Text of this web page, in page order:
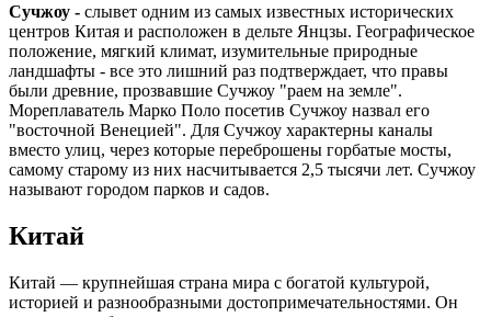
Сучжоу - слывет одним из самых известных исторических
центров Китая и расположен в дельте Янцзы. Географическое
положение, мягкий климат, изумительные природные
ландшафты - все это лишний раз подтверждает, что правы
были древние, прозвавшие Сучжоу "раем на земле".
Мореплаватель Марко Поло посетив Сучжоу назвал его
"восточной Венецией". Для Сучжоу характерны каналы
вместо улиц, через которые переброшены горбатые мосты,
самому старому из них насчитывается 2,5 тысячи лет. Сучжоу
называют городом парков и садов.
Китай
Китай — крупнейшая страна мира с богатой культурой,
историей и разнообразными достопримечательностями. Он